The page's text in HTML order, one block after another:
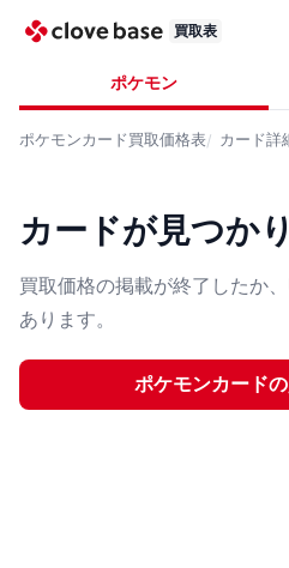
買取表
ポケモン
ポケモンカード買取価格表 カード詳
カードが見つか
買取価格の掲載が終了したか
あります。
ポケモンカード